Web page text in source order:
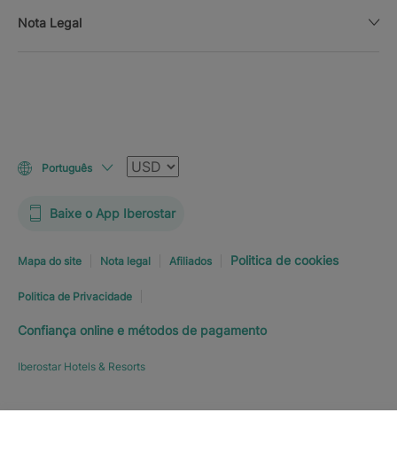
Nota Legal
Português Moeda
Baixe o App Iberostar
Mapa do site Nota legal Afiliados Politica de cookies
Politica de Privacidade
Confiança online e métodos de pagamento
Iberostar Hotels & Resorts